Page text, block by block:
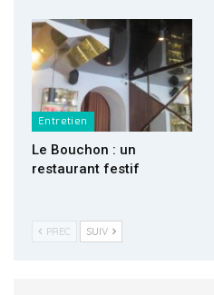
Entretien
Le Bouchon : un
restaurant festif
PREC SUIV